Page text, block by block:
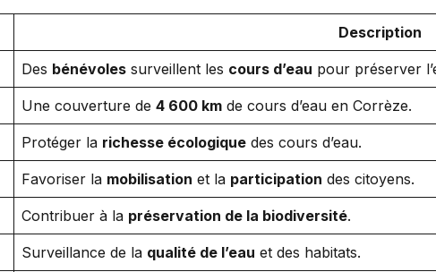
Description
Des bénévoles surveillent les cours d’eau pour préserver
Une couverture de 4 600 km de cours d’eau en Corrèze.
Protéger la richesse écologique des cours d’eau.
Favoriser la mobilisation et la participation des citoyens.
Contribuer à la préservation de la biodiversité.
Surveillance de la qualité de l’eau et des habitats.